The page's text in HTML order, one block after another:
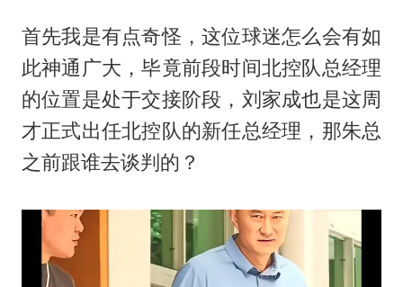
首先我是有点奇怪，这位球迷怎么会有如
此神通广大，毕竟前段时间北控队总经理
的位置是处于交接阶段，刘家成也是这周
才正式出任北控队的新任总经理，那朱总
之前跟谁去谈判的？